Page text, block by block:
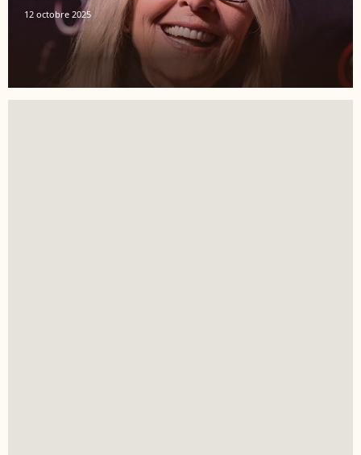
12 octobre 2025